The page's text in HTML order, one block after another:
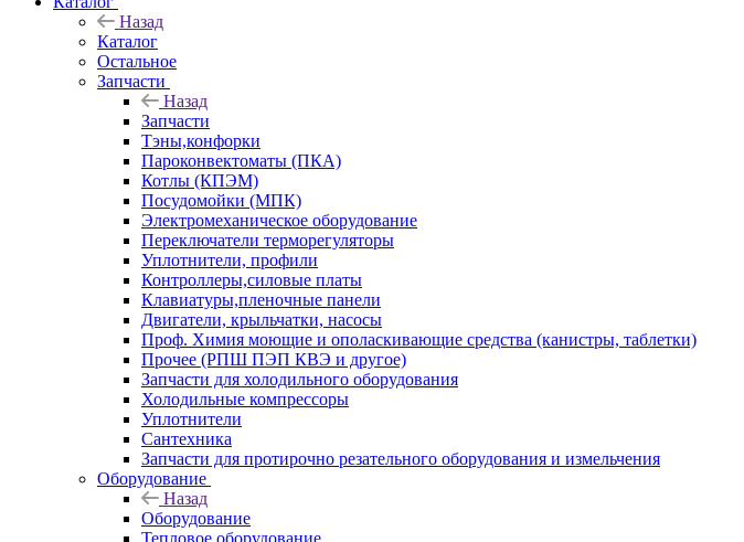
Назад
Каталог
Остальное
Запчасти
Назад
Запчасти
Тэны,конфорки
Пароконвектоматы (ПКА)
Котлы (КПЭМ)
Посудомойки (МПК)
Электромеханическое оборудование
Переключатели терморегуляторы
Уплотнители, профили
Контроллеры,силовые платы
Клавиатуры,пленочные панели
Двигатели, крыльчатки, насосы
Проф. Химия моющие и ополаскивающие средства (канистры, таблетки)
Прочее (РПШ ПЭП КВЭ и другое)
Запчасти для холодильного оборудования
Холодильные компрессоры
Уплотнители
Сантехника
Запчасти для протирочно резательного оборудования и измельчения
Оборудование
Назад
Оборудование
Тепловое оборудование